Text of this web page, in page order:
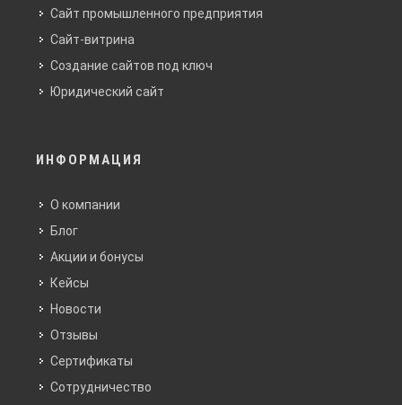
Сайт промышленного предприятия
Сайт-витрина
Создание сайтов под ключ
Юридический сайт
ИНФОРМАЦИЯ
О компании
Блог
Акции и бонусы
Кейсы
Новости
Отзывы
Сертификаты
Сотрудничество